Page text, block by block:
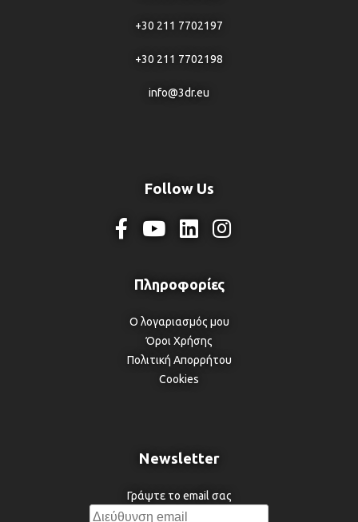
+30 211 7702197
+30 211 7702198
info@3dr.eu
Follow Us
Ο λογαριασμός μου
Όροι Χρήσης
Πολιτική Απορρήτου
Cookies
Newsletter
Γράψτε το email σας